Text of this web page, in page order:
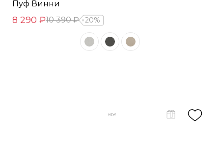
Пуф Винни
8 290 ₽10 390 ₽ 20%